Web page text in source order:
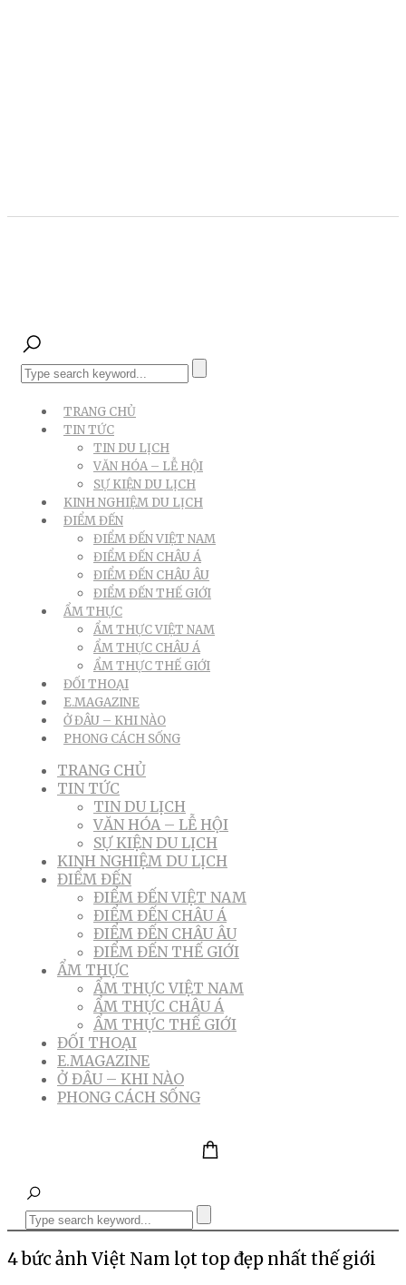
TRANG CHỦ
TIN TỨC
TIN DU LỊCH
VĂN HÓA – LỄ HỘI
SỰ KIỆN DU LỊCH
KINH NGHIỆM DU LỊCH
ĐIỂM ĐẾN
ĐIỂM ĐẾN VIỆT NAM
ĐIỂM ĐẾN CHÂU Á
ĐIỂM ĐẾN CHÂU ÂU
ĐIỂM ĐẾN THẾ GIỚI
ẨM THỰC
ẨM THỰC VIỆT NAM
ẨM THỰC CHÂU Á
ẨM THỰC THẾ GIỚI
ĐỐI THOẠI
E.MAGAZINE
Ở ĐÂU – KHI NÀO
PHONG CÁCH SỐNG
TRANG CHỦ
TIN TỨC
TIN DU LỊCH
VĂN HÓA – LỄ HỘI
SỰ KIỆN DU LỊCH
KINH NGHIỆM DU LỊCH
ĐIỂM ĐẾN
ĐIỂM ĐẾN VIỆT NAM
ĐIỂM ĐẾN CHÂU Á
ĐIỂM ĐẾN CHÂU ÂU
ĐIỂM ĐẾN THẾ GIỚI
ẨM THỰC
ẨM THỰC VIỆT NAM
ẨM THỰC CHÂU Á
ẨM THỰC THẾ GIỚI
ĐỐI THOẠI
E.MAGAZINE
Ở ĐÂU – KHI NÀO
PHONG CÁCH SỐNG
4 bức ảnh Việt Nam lọt top đẹp nhất thế giới